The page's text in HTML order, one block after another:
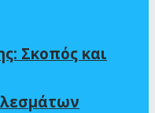
Σκοπός και